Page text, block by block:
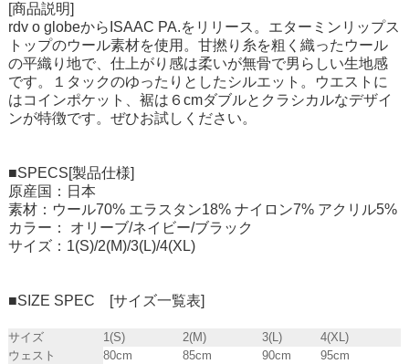
[商品説明]
rdv o globeからISAAC PA.をリリース。エターミンリップス
トップのウール素材を使用。甘撚り糸を粗く織ったウール
の平織り地で、仕上がり感は柔いが無骨で男らしい生地感
です。１タックのゆったりとしたシルエット。ウエストに
はコインポケット、裾は６cmダブルとクラシカルなデザイ
ンが特徴です。ぜひお試しください。
■SPECS[製品仕様]
原産国：日本
素材：ウール70% エラスタン18% ナイロン7% アクリル5%
カラー： オリーブ/ネイビー/ブラック
サイズ：1(S)/2(M)/3(L)/4(XL)
■SIZE SPEC [サイズ一覧表]
サイズ 1(S) 2(M) 3(L)
4(XL)
ウェスト
80cm 85cm 90cm
95cm